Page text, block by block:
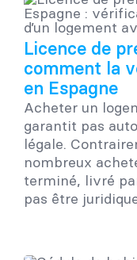
Licence de
comment la
en Espagne
Acheter un
garantit pas
légale.
nombreux
terminé, livré
pas être